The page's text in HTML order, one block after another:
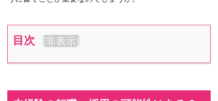
目次 [非表示]